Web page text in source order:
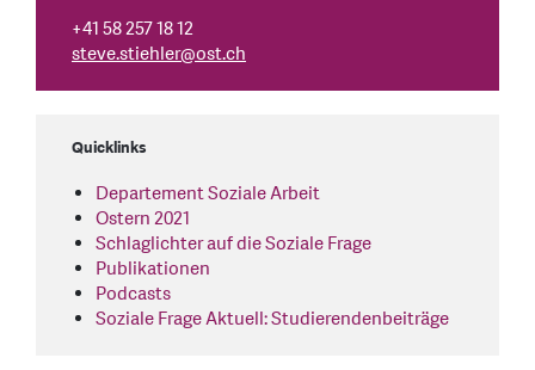
+41 58 257 18 12
steve.stiehler@ost.ch
Quicklinks
Departement Soziale Arbeit
Ostern 2021
Schlaglichter auf die Soziale Frage
Publikationen
Podcasts
Soziale Frage Aktuell: Studierendenbeiträge